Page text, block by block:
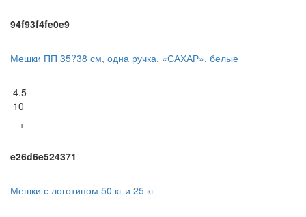
94f93f4fe0e9
Мешки ПП 35?38 см, одна ручка, «САХАР», белые
4.5
10
+
e26d6e524371
Мешки с логотипом 50 кг и 25 кг